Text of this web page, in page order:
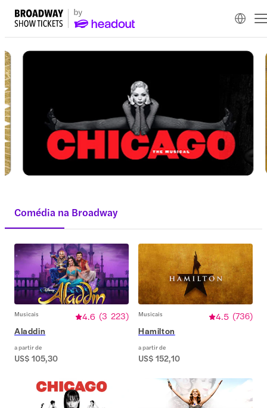
Comédia na Broadway
Musicais 4.6 (3 223)
Aladdin
a partir de
US$ 105,30
Musicais 4.5 (736)
Hamilton
a partir de
US$ 152,10